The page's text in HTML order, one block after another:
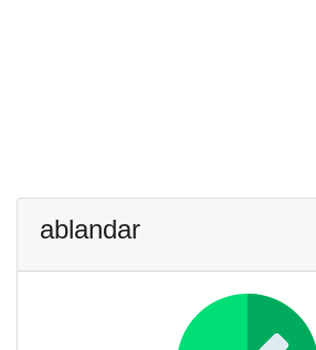
ablandar